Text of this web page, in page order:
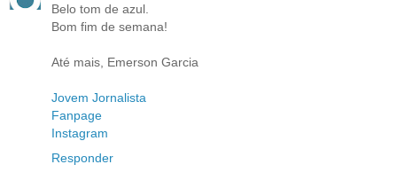
Belo tom de azul.
Bom fim de semana!
Até mais, Emerson Garcia
Jovem Jornalista
Fanpage
Instagram
Responder